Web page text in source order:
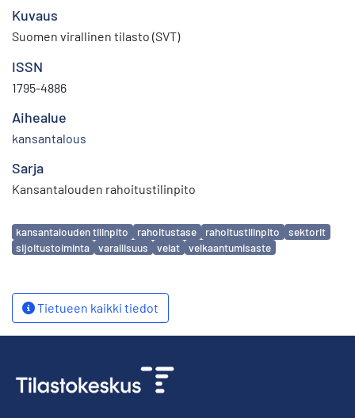
Kuvaus
Suomen virallinen tilasto (SVT)
ISSN
1795-4886
Aihealue
kansantalous
Sarja
Kansantalouden rahoitustilinpito
Avainsanat
kansantalouden tilinpito rahoitustase rahoitustilinpito
sektorit
sijoitustoiminta
varallisuus velat velkaantumisaste
Tietueen kaikki tiedot